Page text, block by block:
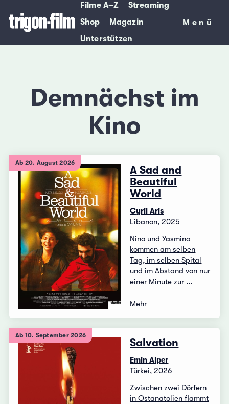
Filme A–Z
Streaming
Shop
Magazin
Unterstützen
Menü
Menü
Demnächst im
Kino
Ab 20. August 2026
A Sad and
Beautiful
World
Cyril Aris
Libanon, 2025
Nino und Yasmina
kommen am selben
Tag, im selben Spital
und im Abstand von nur
einer Minute zur ...
Mehr
Ab 10. September 2026
Salvation
Emin Alper
Türkei, 2026
Zwischen zwei Dörfern
in Ostanatolien flammt